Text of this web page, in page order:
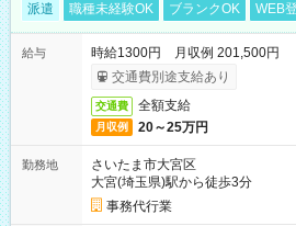
派遣 職種未経験OK ブランクOK WEB
給与
時給1300円 月収例 201,500円
交通費別途支給あり
交通費 全額支給
月収例 20～25万円
勤務地
さいたま市大宮区
大宮(埼玉県)駅から徒歩3分
事務代行業